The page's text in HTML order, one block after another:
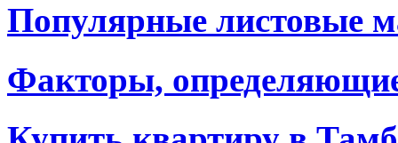
Популярные листовые
Факторы,